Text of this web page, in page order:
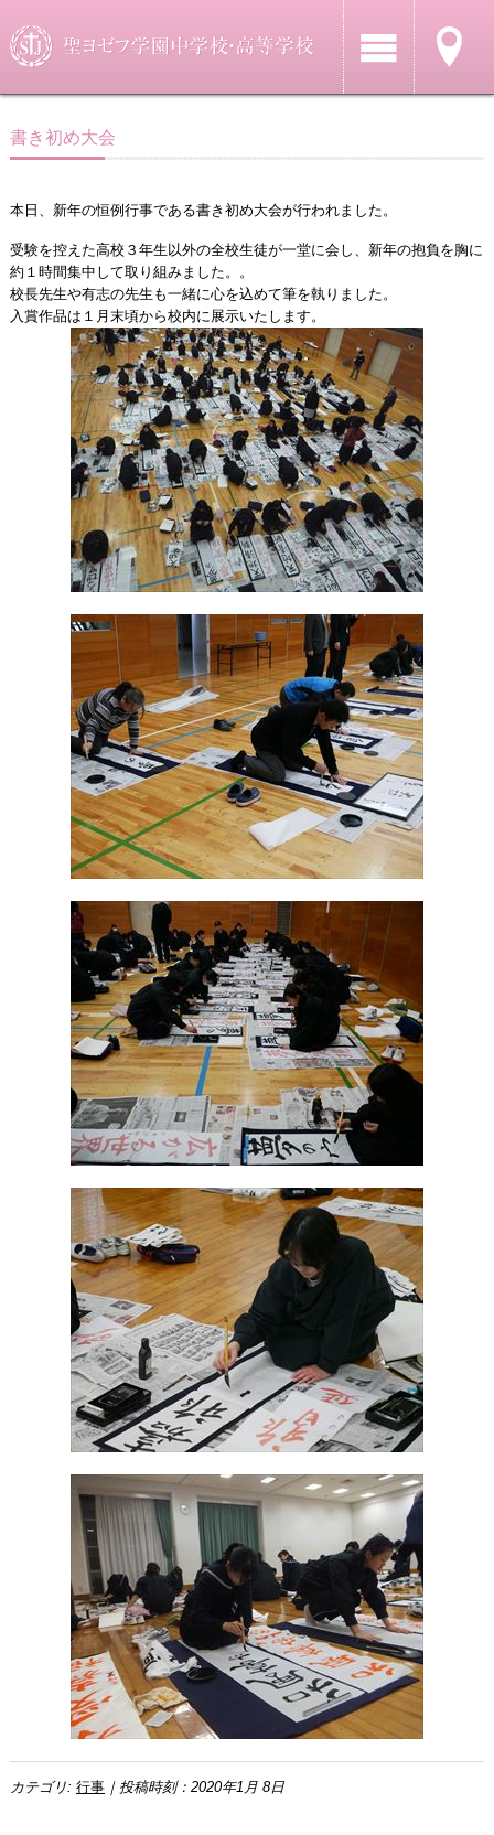
書き初め大会
本日、新年の恒例行事である書き初め大会が行われました。
受験を控えた高校３年生以外の全校生徒が一堂に会し、新年の抱負を胸に
約１時間集中して取り組みました。。
校長先生や有志の先生も一緒に心を込めて筆を執りました。
入賞作品は１月末頃から校内に展示いたします。
カテゴリ: 行事｜投稿時刻：2020年1月 8日